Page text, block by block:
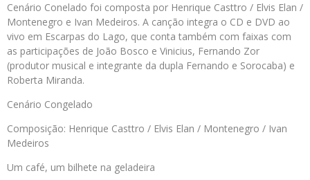
Cenário Conelado foi composta por Henrique Casttro / Elvis Elan /
Montenegro e Ivan Medeiros. A canção integra o CD e DVD ao
vivo em Escarpas do Lago, que conta também com faixas com
as participações de João Bosco e Vinicius, Fernando Zor
(produtor musical e integrante da dupla Fernando e Sorocaba) e
Roberta Miranda.
Cenário Congelado
Composição: Henrique Casttro / Elvis Elan / Montenegro / Ivan
Medeiros
Um café, um bilhete na geladeira